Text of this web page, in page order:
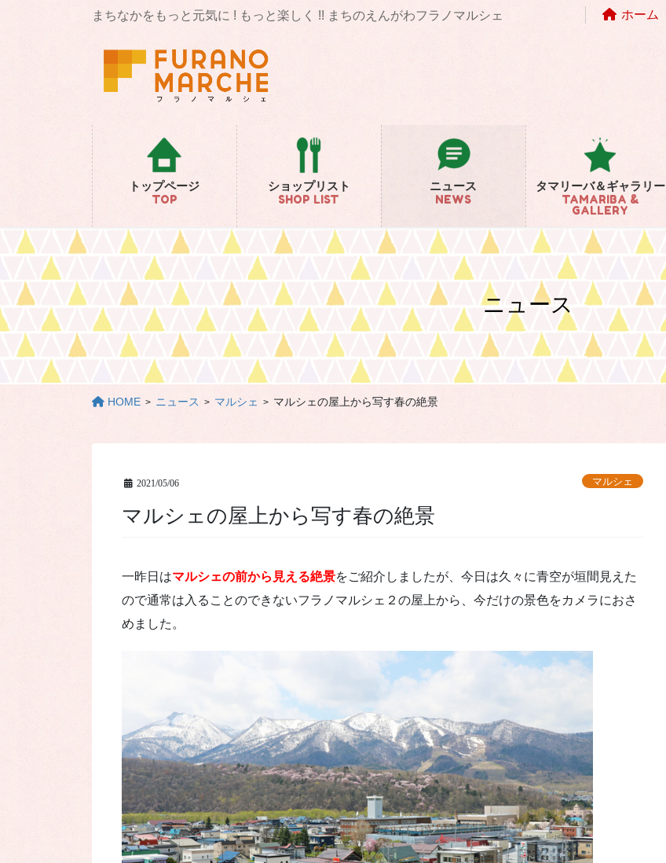
まちなかをもっと元気に ! もっと楽しく !! まちのえんがわフラノマルシェ ホーム
トップページ
TOP
ショップリスト
SHOP LIST
ニュース
NEWS
タマリーバ＆ギャラリー
TAMARIBA &
GALLERY
ニュース
HOME ニュース マルシェ マルシェの屋上から写す春の絶景
2021/05/06 マルシェ
マルシェの屋上から写す春の絶景
一昨日はマルシェの前から見える絶景をご紹介しましたが、今日は久々に青空が垣間見えた
ので通常は入ることのできないフラノマルシェ２の屋上から、今だけの景色をカメラにおさ
めました。